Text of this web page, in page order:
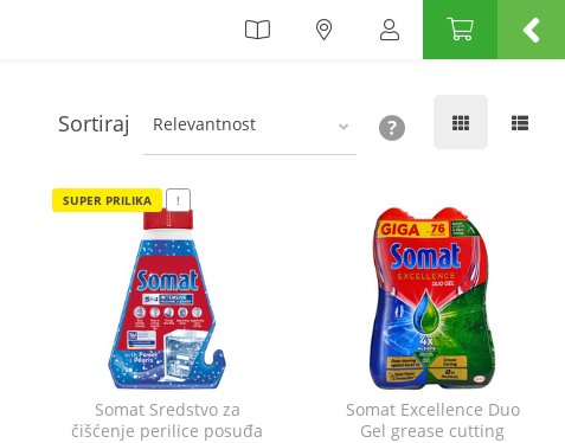
Sortiraj Relevantnost
SUPER PRILIKA !
Somat Sredstvo za
čišćenje perilice posuđa
Somat Excellence Duo
Gel grease cutting